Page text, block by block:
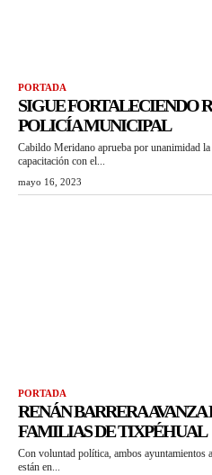
PORTADA
SIGUE FORTALECIENDO
POLICÍA MUNICIPAL
Cabildo Meridano aprueba por unanimidad
capacitación con el...
mayo 16, 2023
PORTADA
RENÁN BARRERA AVANZA
FAMILIAS DE TIXPÉHUAL
Con voluntad política, ambos ayuntamientos
están en...